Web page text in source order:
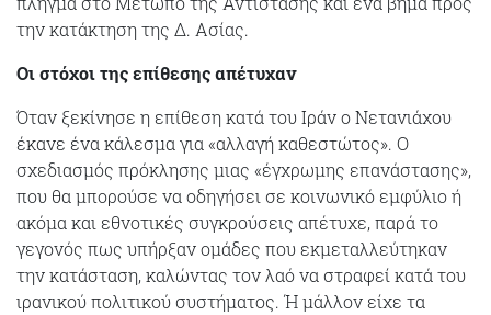
τηνκατάκτηση της Δ. Ασίας.
Οι στόχοι της επίθεσης απέτυχαν
Όταν ξεκίνησε η επίθεση κατά του Ιράν ο Νετανιάχου
έκανε ένα κάλεσμα για «αλλαγή καθεστώτος». Ο
σχεδιασμός πρόκλησης μιας «έγχρωμης επανάστασης»,
που θα μπορούσε να οδηγήσει σε κοινωνικό εμφύλιο ή
ακόμα και εθνοτικές συγκρούσεις απέτυχε, παρά το
γεγονός πως υπήρξαν ομάδες που εκμεταλλεύτηκαν
την κατάσταση, καλώντας τον λαό να στραφεί κατά του
ιρανικού πολιτικού συστήματος. Ή μάλλον είχε τα